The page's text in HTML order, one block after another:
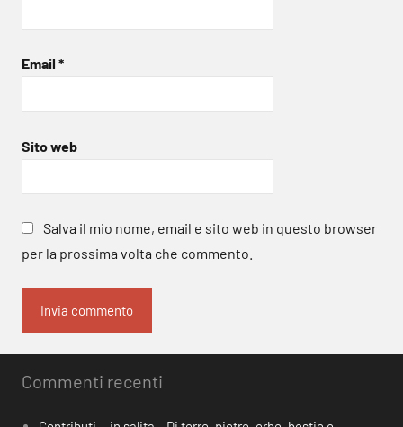
Email *
Sito web
Salva il mio nome, email e sito web in questo browser
per la prossima volta che commento.
Commenti recenti